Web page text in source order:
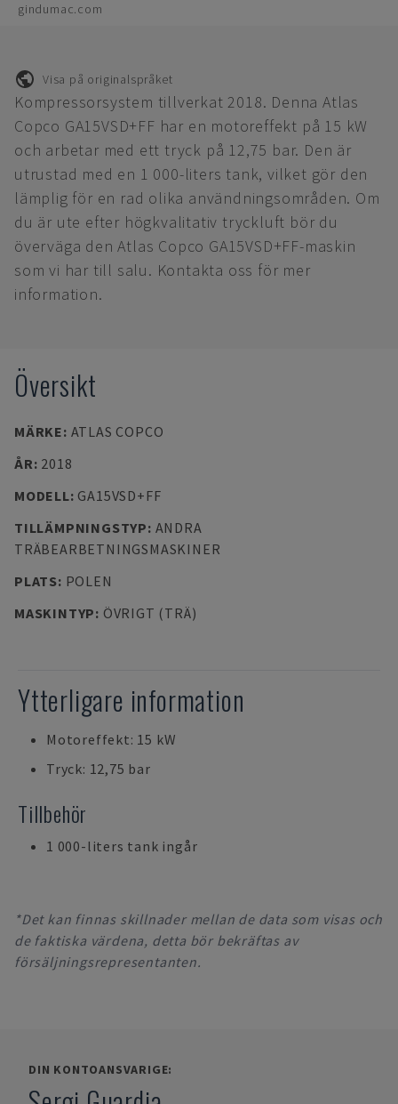
gindumac.com
Visa på originalspråket
Kompressorsystem tillverkat 2018. Denna Atlas
Copco GA15VSD+FF har en motoreffekt på 15 kW
och arbetar med ett tryck på 12,75 bar. Den är
utrustad med en 1 000-liters tank, vilket gör den
lämplig för en rad olika användningsområden. Om
du är ute efter högkvalitativ tryckluft bör du
överväga den Atlas Copco GA15VSD+FF-maskin
som vi har till salu. Kontakta oss för mer
information.
Översikt
MÄRKE: ATLAS COPCO
ÅR: 2018
MODELL: GA15VSD+FF
TILLÄMPNINGSTYP: ANDRA
TRÄBEARBETNINGSMASKINER
PLATS: POLEN
MASKINTYP: ÖVRIGT (TRÄ)
Ytterligare information
Motoreffekt: 15 kW
Tryck: 12,75 bar
Tillbehör
1 000-liters tank ingår
*Det kan finnas skillnader mellan de data som visas och
de faktiska värdena, detta bör bekräftas av
försäljningsrepresentanten.
DIN KONTOANSVARIGE: